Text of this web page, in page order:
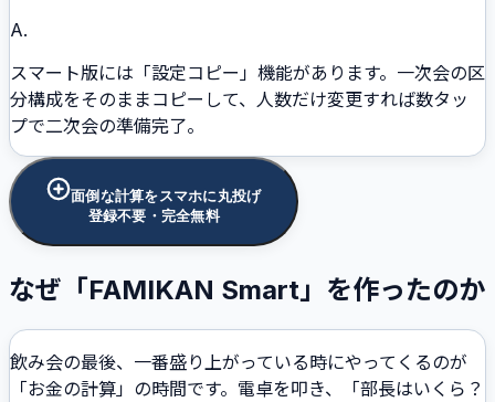
A.
スマート版には「設定コピー」機能があります。一次会の区
分構成をそのままコピーして、人数だけ変更すれば数タッ
プで二次会の準備完了。
面倒な計算をスマホに丸投げ
登録不要・完全無料
なぜ「FAMIKAN Smart」を作ったのか
飲み会の最後、一番盛り上がっている時にやってくるのが
「お金の計算」の時間です。電卓を叩き、「部長はいくら？